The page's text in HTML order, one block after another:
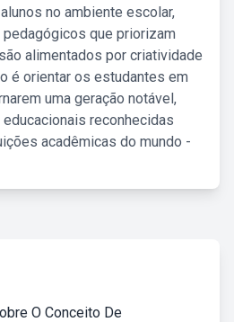
no ambiente escolar,
que priorizam
alimentados por criatividade
é orientar os estudantes em
uma geração notável,
reconhecidas
acadêmicas do mundo -
O Conceito De